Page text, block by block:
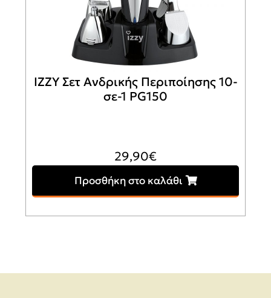
IZZY Σετ Ανδρικής Περιποίησης 10-
σε-1 PG150
29,90€
Προσθήκη στο καλάθι